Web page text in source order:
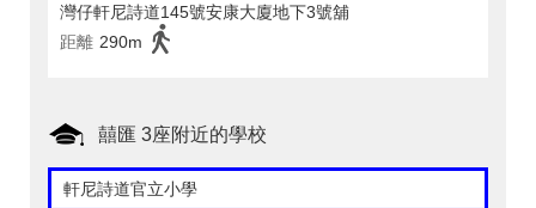
灣仔軒尼詩道145號安康大廈地下3號舖
距離 290m
囍匯 3座附近的學校
軒尼詩道官立小學